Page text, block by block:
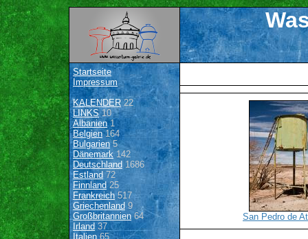
Startseite
Impressum
KALENDER22
LINKS10
Albanien1
Belgien164
Bulgarien 5
Dänemark142
Deutschland 1686
Estland 72
Finnland 25
Frankreich517
Griechenland9
Großbritannien64
Irland 37
Italien65
San Pedro de